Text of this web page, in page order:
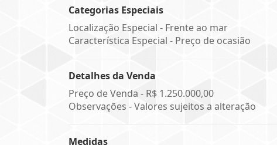
Categorias Especiais
Localização Especial - Frente ao mar
Característica Especial - Preço de ocasião
Detalhes da Venda
Preço de Venda - R$ 1.250.000,00
Observações - Valores sujeitos a alteração
Medidas